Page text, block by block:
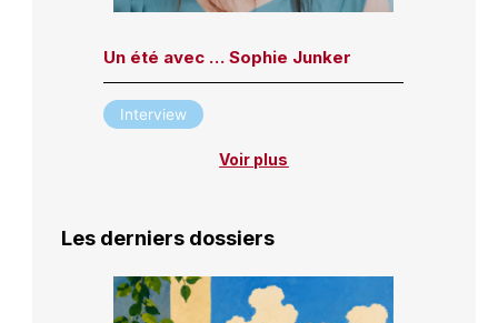
Un été avec … Sophie Junker
Interview
Voir plus
Les derniers dossiers